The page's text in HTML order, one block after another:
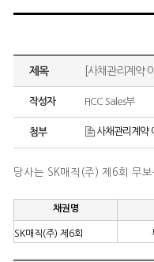
제목 [사채관리계약
작성자 FICC Sales부
첨부 사채관리계약
당사는 SK매직(주) 제6회 무
채권명
SK매직(주) 제6회